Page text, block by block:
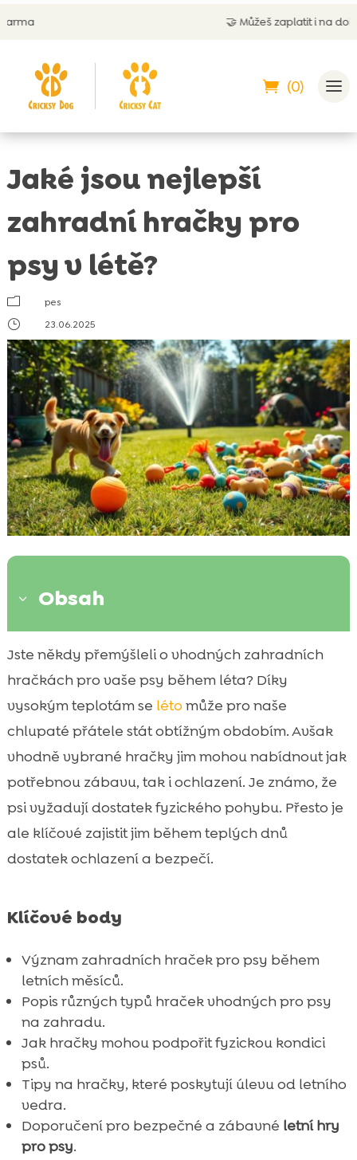
Můžeš zaplatit i na dobírku
(0)
Jaké jsou nejlepší
zahradní hračky pro
psy v létě?
m
pes
}
23.06.2025
3 Obsah
 Proč jsou zahradní hračky důležité pro
psy?
Bezpečnost při výběru zahradních hraček
Zahradní hračky pro psa léto: Nejlepší
volby
Vodní hračky, které ochladí vašeho psa
Míčky a frizbi: Klíčové vlastnosti a výhody
Interaktivní a plyšové hračky pro delší
zábavu
 Jak motivovat psa k hraní s outdoorovými
 DIY zahradní hračky: Vytvořte si vlastní hry
 Alternativní zahradní hračky pro psy se
zvláštními potřebami
 Tipy na údržbu zahradních hraček

CricksyDog dog food: Ideální doplněk k
letním hrám
MasoLover pamlsky: Skvělá odměna po
aktivním dni
Twinky vitamíny pro zdraví vašeho psa
 Chloé šampony a balzámy
Jste někdy přemýšleli o vhodných zahradních
hračkách pro vaše psy během léta? Díky
vysokým teplotám se léto může pro naše
chlupaté přátele stát obtížným obdobím. Avšak
vhodně vybrané hračky jim mohou nabídnout jak
potřebnou zábavu, tak i ochlazení. Je známo, že
psi vyžadují dostatek fyzického pohybu. Přesto je
ale klíčové zajistit jim během teplých dnů
dostatek ochlazení a bezpečí.
Klíčové body
Význam zahradních hraček pro psy během
letních měsíců.
Popis různých typů hraček vhodných pro psy
na zahradu.
Jak hračky mohou podpořit fyzickou kondici
psů.
Tipy na hračky, které poskytují úlevu od letního
vedra.
Doporučení pro bezpečné a zábavné letní hry
pro psy.